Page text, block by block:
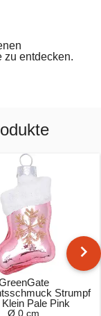
zu entdecken.
Strumpf
Pale Pink
Ø 0 cm